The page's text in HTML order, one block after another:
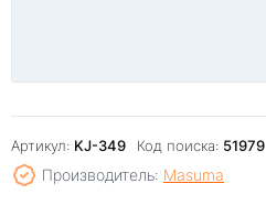
Артикул: KJ-349 Код поиска: 51979
Производитель: Masuma